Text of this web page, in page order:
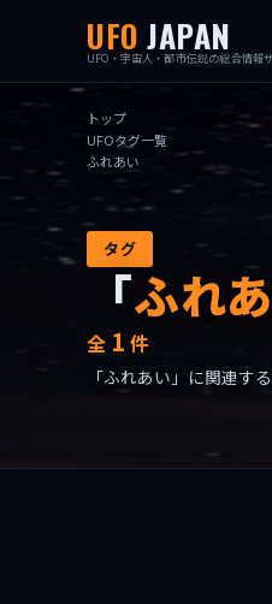
UFO JAPAN
UFO・宇宙人・都市伝説の総合情報
トップ
UFOタグ一覧
ふれあい
タグ
「ふれ
全 1 件
「ふれあい」に関連す